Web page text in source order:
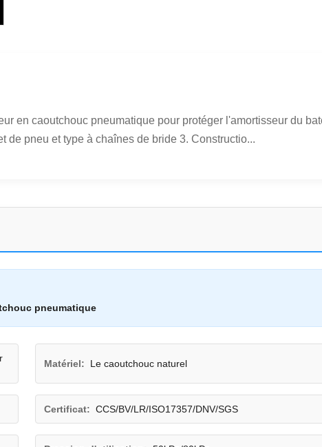
en caoutchouc pneumatique pour protéger l'amortisseur du
de pneu et type à chaînes de bride 3. Constructio...
pneumatique
Matériel: Le caoutchouc naturel
Certificat: CCS/BV/LR/ISO17357/DNV/SGS